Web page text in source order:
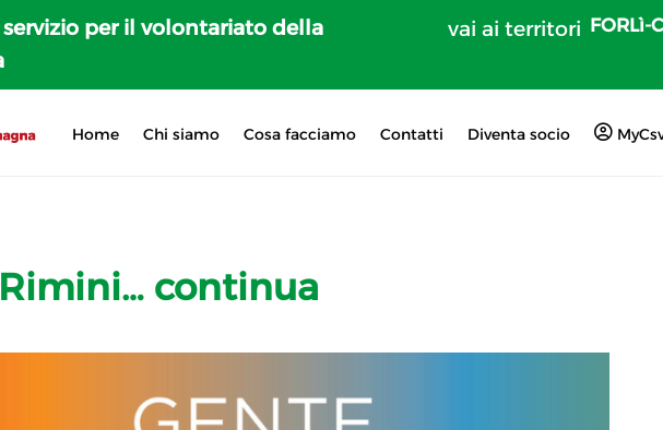
per il volontariato della
vai ai territori FORLì-
Home Chi siamo Cosa facciamo Contatti Diventa socio
continua